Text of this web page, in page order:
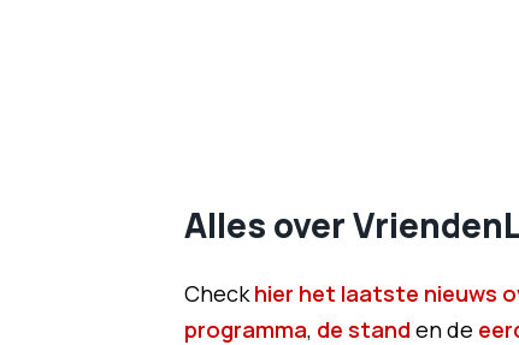
Alles over
Checkhier het laatste nieuws
programma, de stand en de